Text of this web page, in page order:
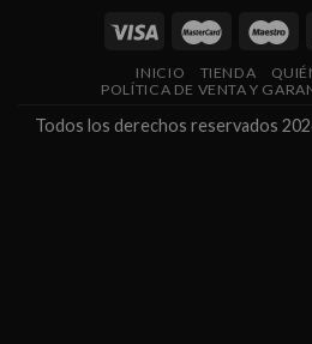
INICIO TIENDA
POLÍTICA DE VENTA Y
Todos los derechos reservados